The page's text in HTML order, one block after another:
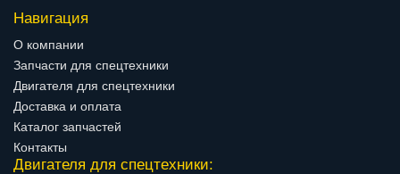
Навигация
О компании
Запчасти для спецтехники
Двигателя для спецтехники
Доставка и оплата
Каталог запчастей
Контакты
Двигателя для спецтехники: